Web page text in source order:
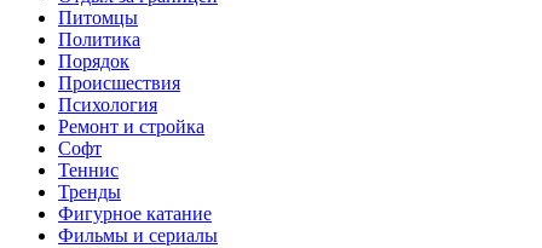
Питомцы
Политика
Порядок
Происшествия
Психология
Ремонт и стройка
Софт
Теннис
Тренды
Фигурное катание
Фильмы и сериалы